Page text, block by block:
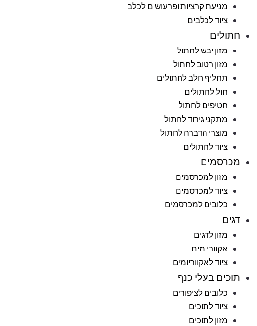
מניעת קרציות ופרעושים לכלב
ציוד לכלבים
חתולים
מזון יבש לחתול
מזון רטוב לחתול
תחליף חלב לחתולים
חול לחתולים
חטיפים לחתול
מתקני גירוד לחתול
מוצרי הדברה לחתול
ציוד לחתולים
מכרסמים
מזון למכרסמים
ציוד למכרסמים
כלובים למכרסמים
דגים
מזון לדגים
אקווריומים
ציוד לאקווריומים
תוכים בעלי כנף
כלובים לציפורים
ציוד לתוכים
מזון לתוכים